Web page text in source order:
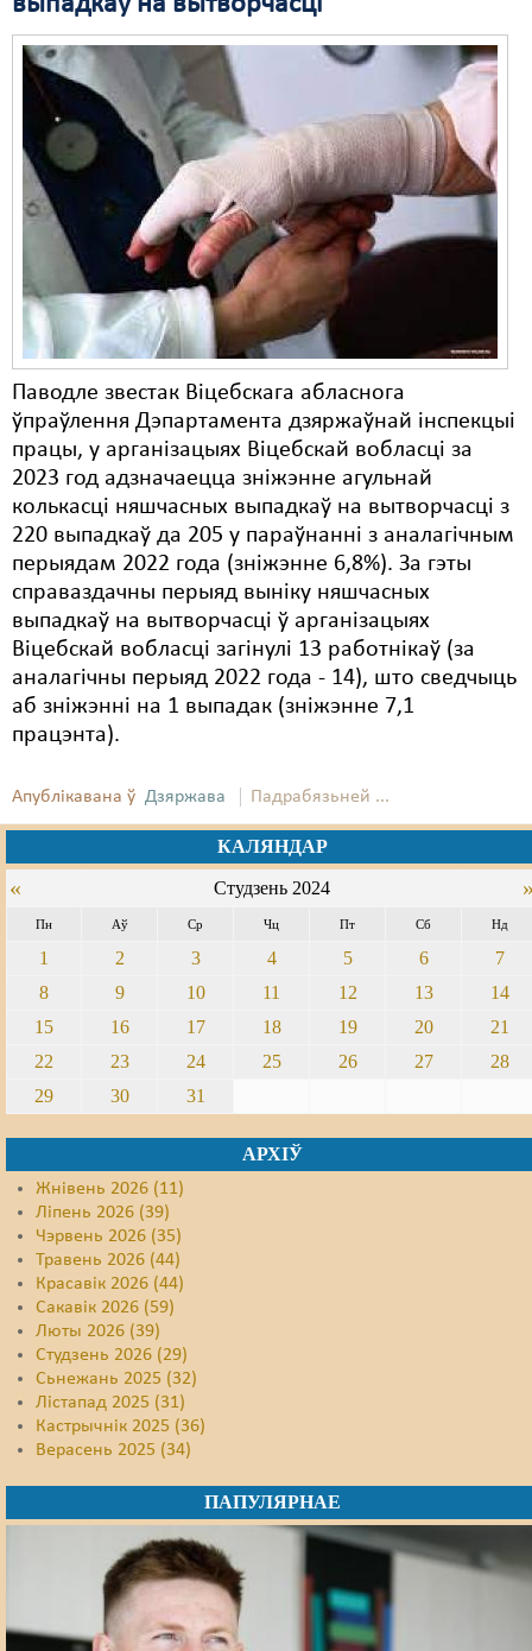
Паводле звестак Віцебскага абласнога
ўпраўлення Дэпартамента дзяржаўнай інспекцыі
працы, у арганізацыях Віцебскай вобласці за
2023 год адзначаецца зніжэнне агульнай
колькасці няшчасных выпадкаў на вытворчасці з
220 выпадкаў да 205 у параўнанні з аналагічным
перыядам 2022 года (зніжэнне 6,8%). За гэты
справаздачны перыяд выніку няшчасных
выпадкаў на вытворчасці ў арганізацыях
Віцебскай вобласці загінулі 13 работнікаў (за
аналагічны перыяд 2022 года - 14), што сведчыць
аб зніжэнні на 1 выпадак (зніжэнне 7,1
працэнта).
Апублікавана ў Дзяржава Падрабязьней ...
КАЛЯНДАР
« Студзень 2024
Пн Аў Ср Чц Пт Сб Нд
1 2 3 4 5 6
7
8
9 10 11 12 13
14
15
16 17 18 19 20
21
22
23 24 25 26 27
28
29
30 31
АРХІЎ
Жнівень 2026 (11)
Ліпень 2026 (39)
Чэрвень 2026 (35)
Травень 2026 (44)
Красавік 2026 (44)
Сакавік 2026 (59)
Люты 2026 (39)
Студзень 2026 (29)
Сьнежань 2025 (32)
Лістапад 2025 (31)
Кастрычнік 2025 (36)
Верасень 2025 (34)
ПАПУЛЯРНАЕ